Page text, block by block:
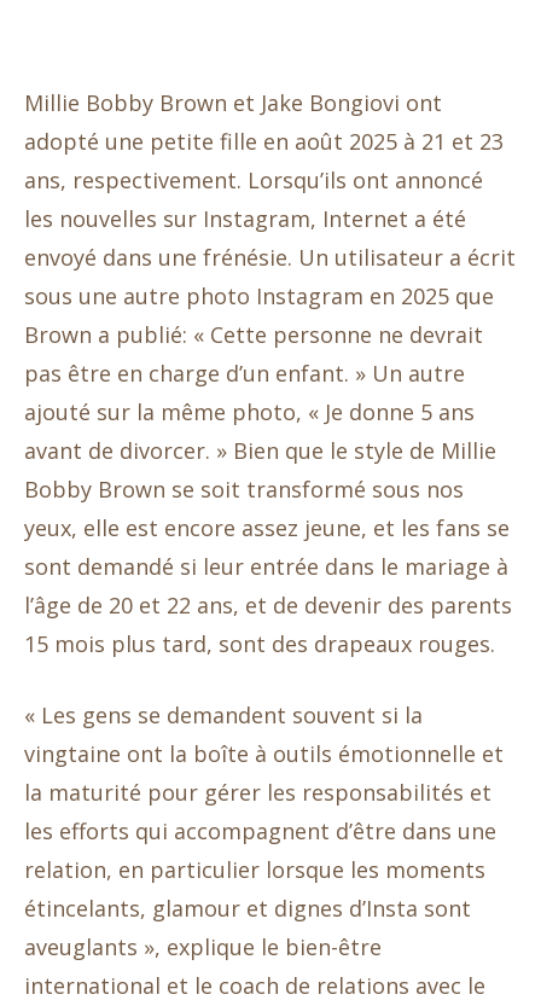
Millie Bobby Brown et Jake Bongiovi ont
adopté une petite fille en août 2025 à 21 et 23
ans, respectivement. Lorsqu’ils ont annoncé
les nouvelles sur Instagram, Internet a été
envoyé dans une frénésie. Un utilisateur a écrit
sous une autre photo Instagram en 2025 que
Brown a publié: « Cette personne ne devrait
pas être en charge d’un enfant. » Un autre
ajouté sur la même photo, « Je donne 5 ans
avant de divorcer. » Bien que le style de Millie
Bobby Brown se soit transformé sous nos
yeux, elle est encore assez jeune, et les fans se
sont demandé si leur entrée dans le mariage à
l’âge de 20 et 22 ans, et de devenir des parents
15 mois plus tard, sont des drapeaux rouges.
« Les gens se demandent souvent si la
vingtaine ont la boîte à outils émotionnelle et
la maturité pour gérer les responsabilités et
les efforts qui accompagnent d’être dans une
relation, en particulier lorsque les moments
étincelants, glamour et dignes d’Insta sont
aveuglants », explique le bien-être
international et le coach de relations avec le